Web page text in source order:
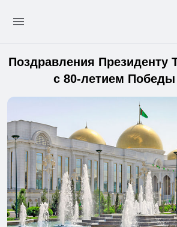
Поздравления Президенту
с 80-летием